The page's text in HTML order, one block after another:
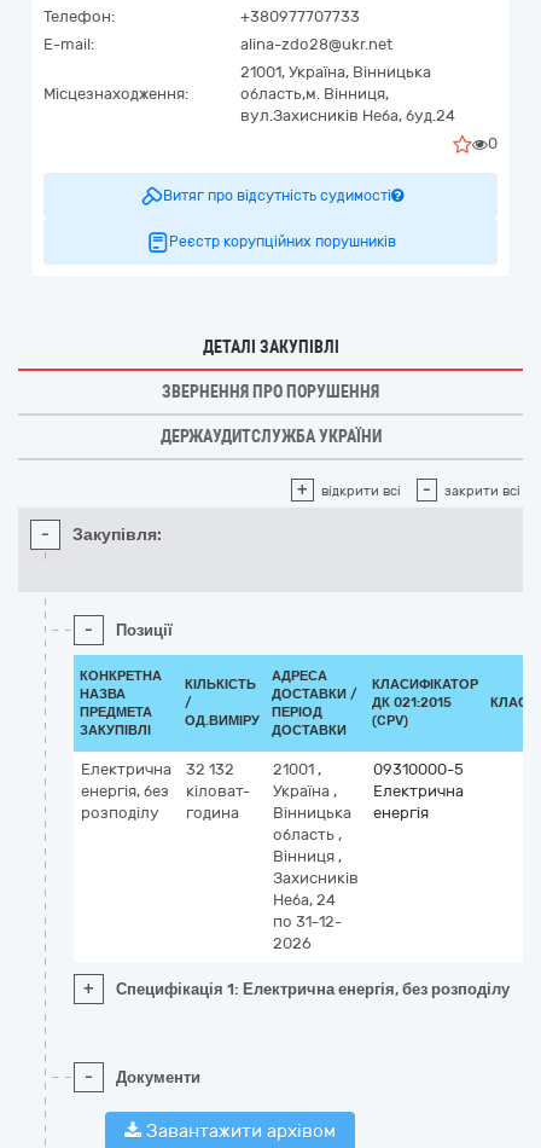
Телефон:
+380977707733
E-mail:
alina-zdo28@ukr.net
Місцезнаходження:
21001, Україна, Вінницька
область,м. Вінниця,
вул.Захисників Неба, буд.24
0
Витяг про відсутність судимості
Реєстр корупційних порушників
ДЕТАЛІ ЗАКУПІВЛІ
ЗВЕРНЕННЯ ПРО ПОРУШЕННЯ
ДЕРЖАУДИТСЛУЖБА УКРАЇНИ
+ відкрити всі - закрити всі
- Закупівля:
- Позиції
КОНКРЕТНА
НАЗВА
ПРЕДМЕТА
ЗАКУПІВЛІ
КІЛЬКІСТЬ
/
ОД.ВИМІРУ
АДРЕСА
ДОСТАВКИ /
ПЕРІОД
ДОСТАВКИ
КЛАСИФІКАТОР
ДК 021:2015
(CPV)
Електрична
енергія, без
розподілу
32 132
кіловат-
година
21001 ,
Україна ,
Вінницька
область ,
Вінниця ,
Захисників
Неба, 24
по 31-12-
2026
09310000-5
Електрична
енергія
+ Специфікація 1: Електрична енергія, без розподілу
- Документи
Завантажити архівом